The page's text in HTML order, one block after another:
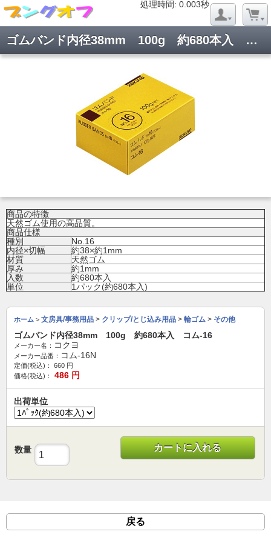
処理時間: 0.003秒
ゴムバンド内径38mm 100g 約680本入 コム-16
商品の特徴
天然ゴム使用の高品質。
商品仕様
種別
No.16
内径×切幅
約38×約1mm
材質
天然ゴム
厚み
約1mm
入数
約680本入
単位
1パック(約680本入)
ホーム > 文房具/事務用品 > クリップ/とじ込み用品 > 輪ゴム > その他
ゴムバンド内径38mm 100g 約680本入 コム-16
メーカー名： コクヨ
メーカー品番： コム-16N
定価(税込)： 660 円
価格(税込)：
486 円
出荷単位
数量 カートに入れる
戻る
処理時間: 0.020秒